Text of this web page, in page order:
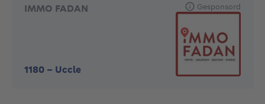
IMMO FADAN
1180 - Uccle
Gesponsord